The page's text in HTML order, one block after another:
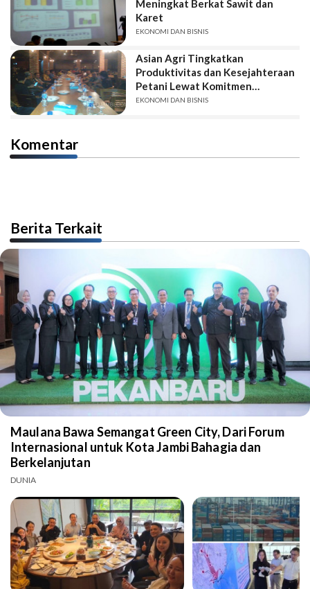
Meningkat Berkat Sawit dan
Karet
EKONOMI DAN BISNIS
Asian Agri Tingkatkan
Produktivitas dan Kesejahteraan
Petani Lewat Komitmen
Kemitraan One to One
EKONOMI DAN BISNIS
Komentar
Berita Terkait
Maulana Bawa Semangat Green City, Dari Forum
Internasional untuk Kota Jambi Bahagia dan
Berkelanjutan
DUNIA